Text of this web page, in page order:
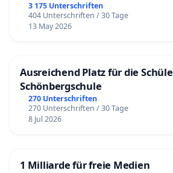
3 175 Unterschriften
404 Unterschriften / 30 Tage
13 May 2026
Ausreichend Platz für die
Schönbergschule
270 Unterschriften
270 Unterschriften / 30 Tage
8 Jul 2026
1 Milliarde für freie Medien